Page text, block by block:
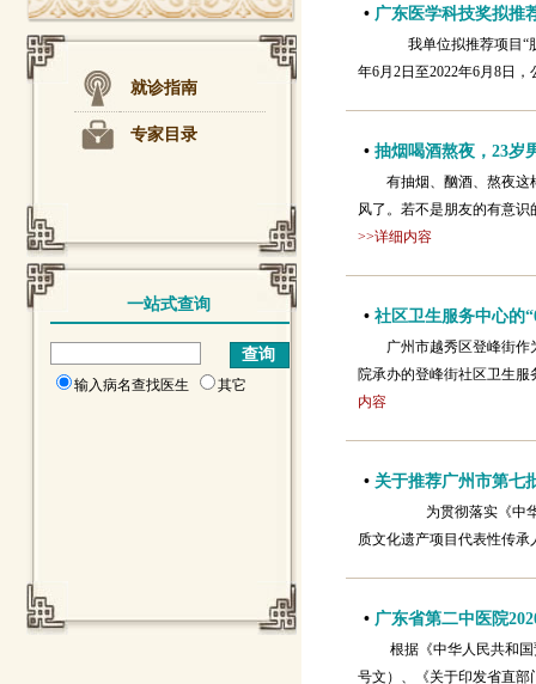
就诊指南
专家目录
一站式查询
输入病名查找医生 其它
• 广东医学科技奖拟推
我单位拟推荐项目“
年6月2日至2022年6月8日
• 抽烟喝酒熬夜，23岁
有抽烟、酗酒、熬夜这
风了。若不是朋友的有意
>>详细内容
• 社区卫生服务中心的
广州市越秀区登峰街作
院承办的登峰街社区卫生
内容
• 关于推荐广州市第七
为贯彻落实《中华人
质文化遗产项目代表性传
• 广东省第二中医院
根据《中华人民共和
号文）、《关于印发省直